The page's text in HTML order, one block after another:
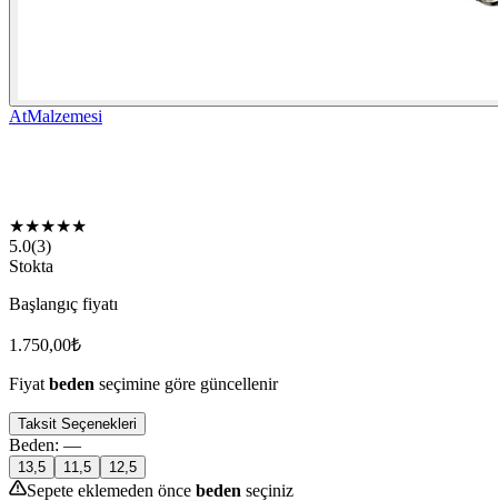
AtMalzemesi
★★★★★
5.0(3)
Stokta
Başlangıç fiyatı
1.750,00₺
Fiyat beden seçimine göre güncellenir
Taksit Seçenekleri
Beden: —
13,5 11,5 12,5
Sepete eklemeden önce beden seçiniz